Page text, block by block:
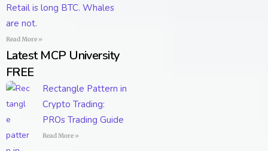
Retail is long BTC. Whales
are not.
Read More »
Latest MCP University
FREE
Rectangle Pattern in
Crypto Trading:
PROs Trading Guide
Read More »